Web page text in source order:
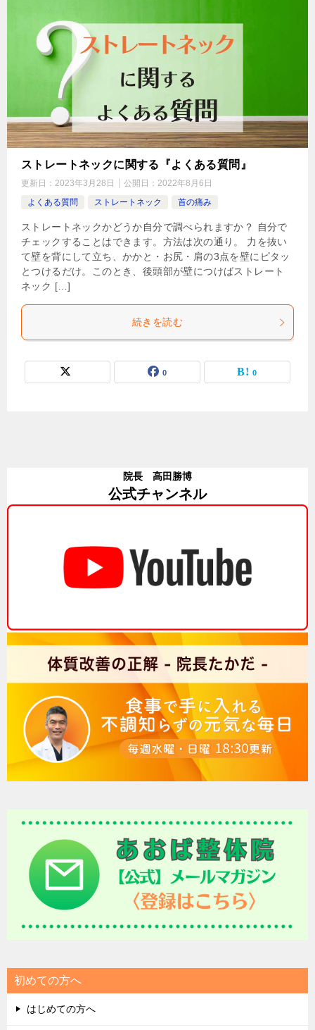
ストレートネックに関する『よくある質問』
更新日： 2023年3月28日 公開日： 2022年8月6日
よくある質問
ストレートネック 首の痛み
ストレートネックかどうか自分で調べられますか？ 自分で
チェックすることはできます。方法は次の通り。 力を抜い
て壁を背にして立ち、かかと・お尻・肩の3点を壁にピタッ
とつけるだけ。このとき、後頭部が壁につけばストレート
ネック […]
続きを読む
0 0
院長 高田勝博
公式チャンネル
初めての方へ
はじめての方へ